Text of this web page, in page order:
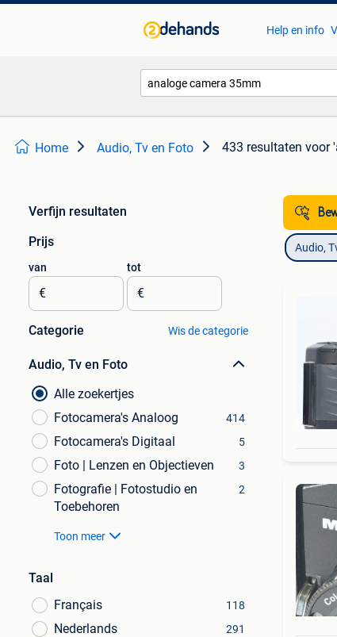
Help en info
Home Audio, Tv en Foto 433 resultaten voor
Verfijn resultaten
Prijs
van
€
tot
€
Categorie Wis de categorie
Audio, Tv en Foto
Alle zoekertjes
Fotocamera's Analoog
414
Fotocamera's Digitaal 5
Foto | Lenzen en Objectieven 3
Fotografie | Fotostudio en
Toebehoren
2
Toon meer
Taal
Français
118
Nederlands 291
Audio,